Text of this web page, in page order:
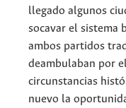
llegado algunos
socavar el sistema
ambos partidos
deambulaban por
circunstancias
nuevo la